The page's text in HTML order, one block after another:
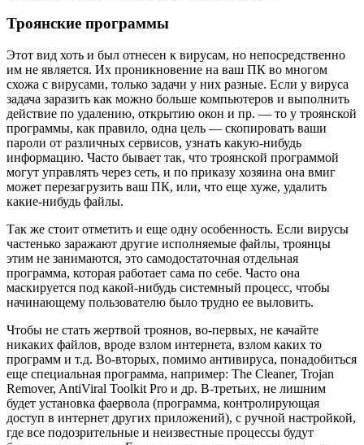
Троянские программы
Этот вид хоть и был отнесен к вирусам, но непосредственно
им не является. Их проникновение на ваш ПК во многом
схожа с вирусами, только задачи у них разные. Если у вируса
задача заразить как можно больше компьютеров и выполнить
действие по удалению, открытию окон и пр. — то у троянской
программы, как правило, одна цель — скопировать ваши
пароли от различных сервисов, узнать какую-нибудь
информацию. Часто бывает так, что троянской программой
могут управлять через сеть, и по приказу хозяина она вмиг
может перезагрузить ваш ПК, или, что еще хуже, удалить
какие-нибудь файлы.
Так же стоит отметить и еще одну особенность. Если вирусы
частенько заражают другие исполняемые файлы, троянцы
этим не занимаются, это самодостаточная отдельная
программа, которая работает сама по себе. Часто она
маскируется под какой-нибудь системный процесс, чтобы
начинающему пользователю было трудно ее выловить.
Чтобы не стать жертвой троянов, во-первых, не качайте
никаких файлов, вроде взлом интернета, взлом каких то
программ и т.д. Во-вторых, помимо антивируса, понадобиться
еще специальная программа, например: The Cleaner, Trojan
Remover, AntiViral Toolkit Pro и др. В-третьих, не лишним
будет установка фаервола (программа, контролирующая
доступ в интернет других приложений), с ручной настройкой,
где все подозрительные и неизвестные процессы будут